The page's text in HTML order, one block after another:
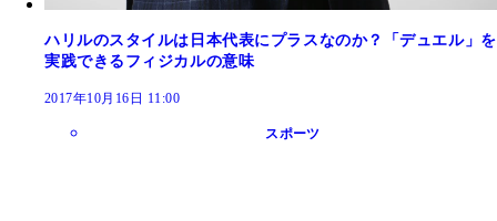
ハリルのスタイルは日本代表にプラスなのか？「デュエル」を
実践できるフィジカルの意味
2017年10月16日 11:00
スポーツ